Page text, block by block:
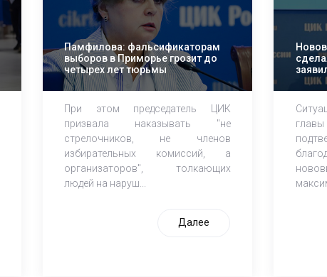
Памфилова: фальсификаторам
выборов в Приморье грозит до
четырех лет тюрьмы
При этом председатель ЦИК
призвала наказывать "не
стрелочников, не членов
избирательных комиссий, а
организаторов", толкающих
людей на наруш...
Далее